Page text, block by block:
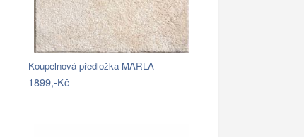
Koupelnová předložka MARLA
1899,-Kč